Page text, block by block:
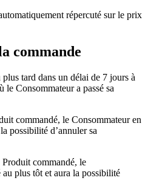
répercuté sur le prix
commande
tard dans un délai de 7 jours à
Consommateur a passé sa
commandé, le Consommateur en
possibilité d’annuler sa
commandé, le
plus tôt et aura la possibilité